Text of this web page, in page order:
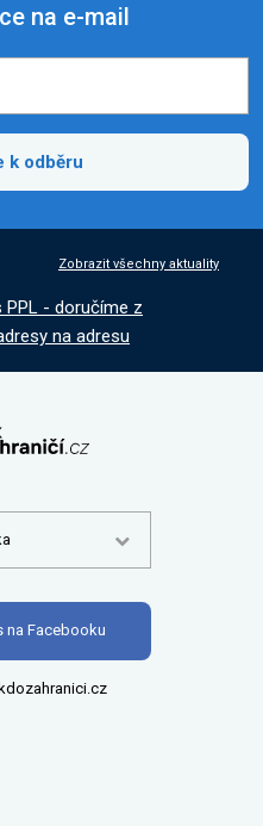
na e-mail
k odběru
Zobrazit všechny aktuality
PPL - doručíme z
na adresu
na Facebooku